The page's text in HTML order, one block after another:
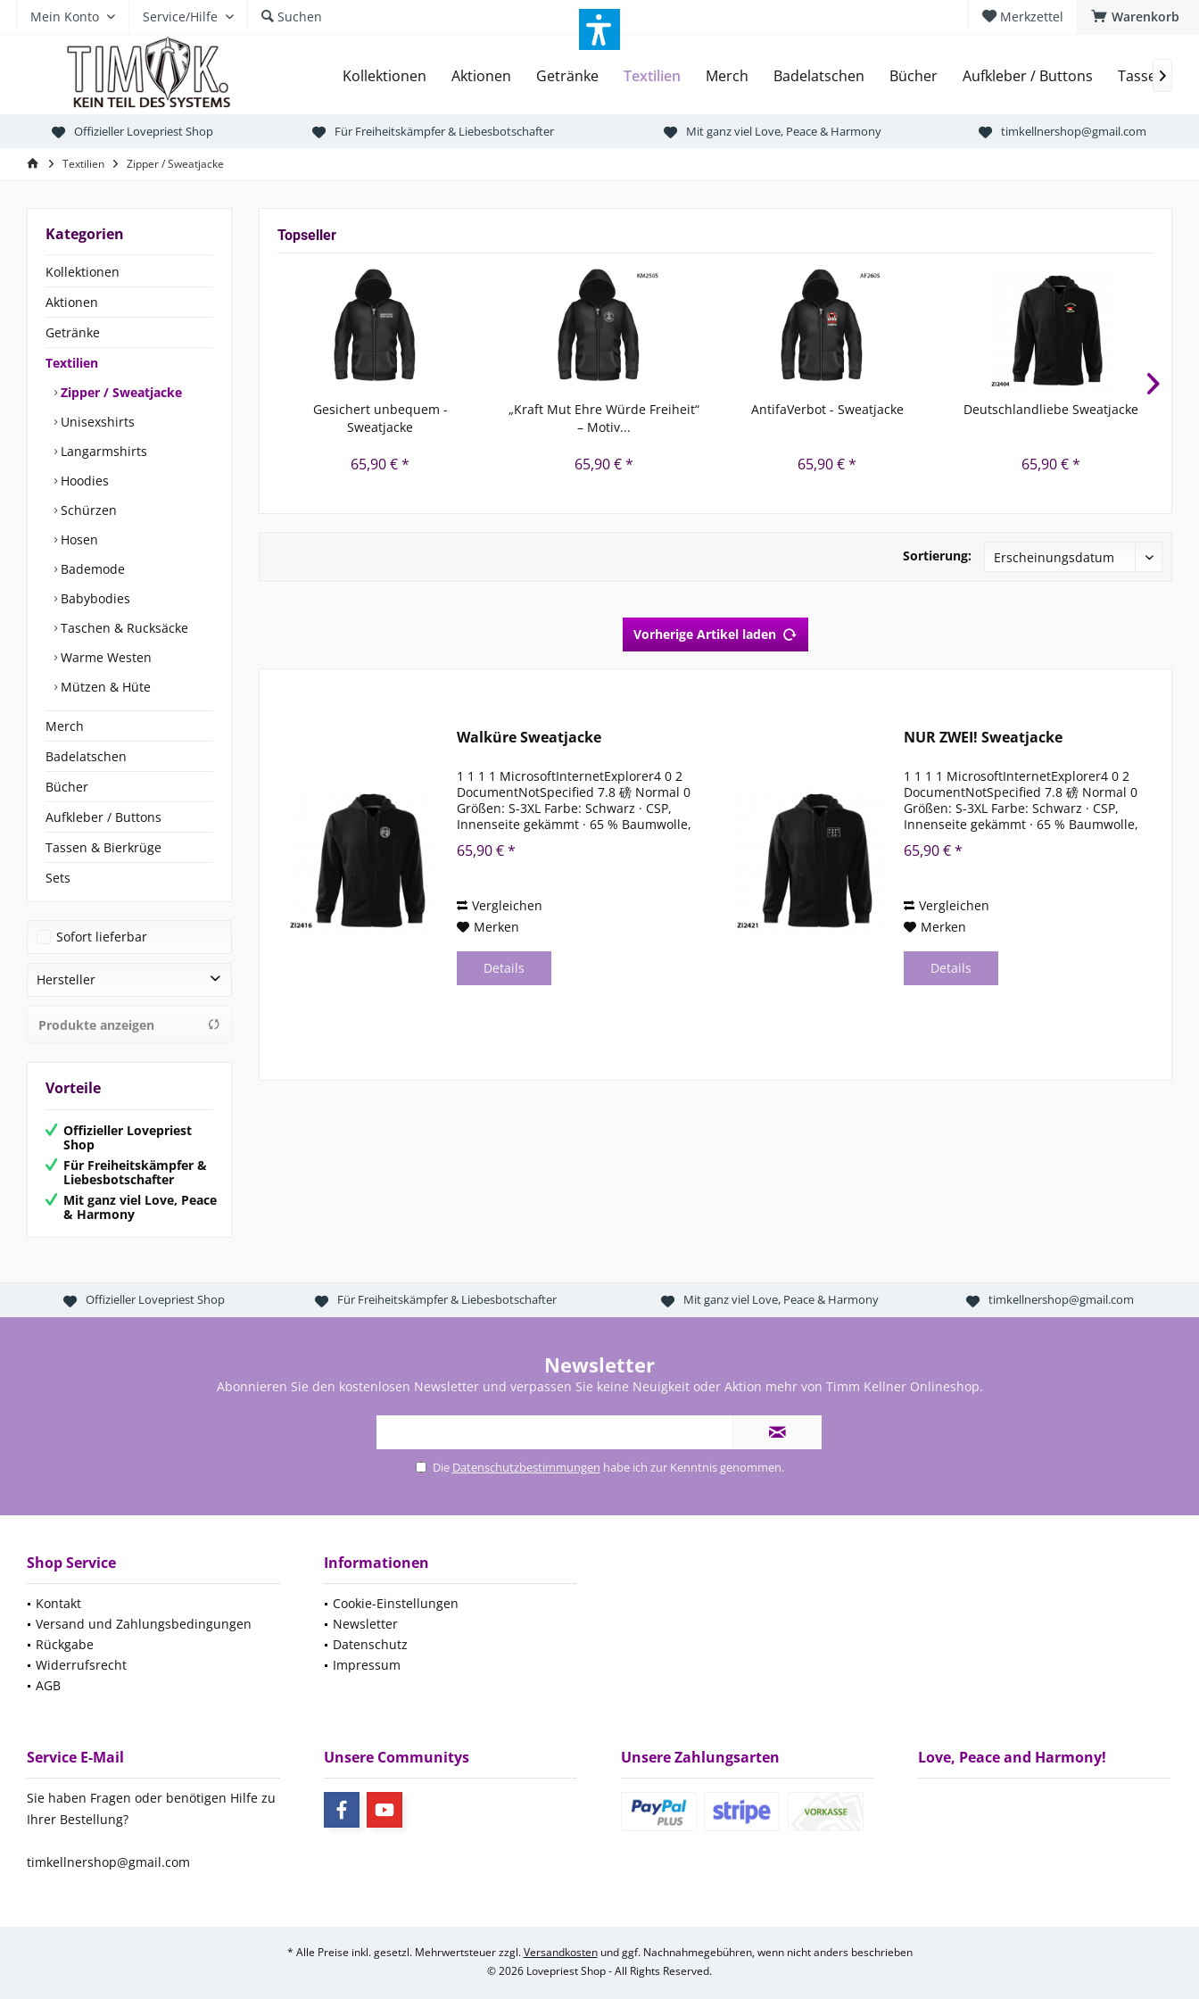
Warenkorb
Merkzettel
Mein Konto Service/Hilfe Suchen
Kollektionen Aktionen Getränke Textilien Merch Badelatschen Bücher Aufkleber / Buttons Tassen &

Offizieller Lovepriest Shop Für Freiheitskämpfer & Liebesbotschafter Mit ganz viel Love, Peace & Harmony timkellnershop@gmail.com
Textilien Zipper / Sweatjacke
Kategorien
Kollektionen
Aktionen
Getränke
Textilien
Zipper / Sweatjacke
Unisexshirts
Langarmshirts
Hoodies
Schürzen
Hosen
Bademode
Babybodies
Taschen & Rucksäcke
Warme Westen
Mützen & Hüte
Merch
Badelatschen
Bücher
Aufkleber / Buttons
Tassen & Bierkrüge
Sets
Sofort lieferbar
Hersteller
TimK Merch
Produkte anzeigen
Vorteile
Offizieller Lovepriest
Shop
Für Freiheitskämpfer &
Liebesbotschafter
Mit ganz viel Love, Peace
& Harmony
Topseller
Gesichert unbequem -
Sweatjacke
65,90 € *
„Kraft Mut Ehre Würde Freiheit“
– Motiv...
65,90 € *
AntifaVerbot - Sweatjacke
65,90 € *
Deutschlandliebe Sweatjacke
65,90 € *
Sortierung:
Vorherige Artikel laden
Walküre Sweatjacke
1 1 1 1 MicrosoftInternetExplorer4 0 2
DocumentNotSpecified 7.8 磅 Normal 0
Größen: S-3XL Farbe: Schwarz · CSP,
Innenseite gekämmt · 65 % Baumwolle,
Seitennähten · 300 g/m² - max. 40°
65,90 € *
Vergleichen
Merken
Details
NUR ZWEI! Sweatjacke
1 1 1 1 MicrosoftInternetExplorer4 0 2
DocumentNotSpecified 7.8 磅 Normal 0
Größen: S-3XL Farbe: Schwarz · CSP,
Innenseite gekämmt · 65 % Baumwolle,
Seitennähten · 300 g/m² - max. 40°
65,90 € *
Vergleichen
Merken
Details
Offizieller Lovepriest Shop Für Freiheitskämpfer & Liebesbotschafter Mit ganz viel Love, Peace & Harmony timkellnershop@gmail.com
Newsletter
Abonnieren Sie den kostenlosen Newsletter und verpassen Sie keine Neuigkeit oder Aktion mehr von Timm Kellner Onlineshop.
Die Datenschutzbestimmungen habe ich zur Kenntnis genommen.
Shop Service
Kontakt
Versand und Zahlungsbedingungen
Rückgabe
Widerrufsrecht
AGB
Informationen
Cookie-Einstellungen
Newsletter
Datenschutz
Impressum
Service E-Mail
Sie haben Fragen oder benötigen Hilfe zu
Ihrer Bestellung?
timkellnershop@gmail.com
Unsere Communitys Unsere Zahlungsarten Love, Peace and Harmony!
* Alle Preise inkl. gesetzl. Mehrwertsteuer zzgl.Versandkostenund ggf. Nachnahmegebühren, wenn nicht anders beschrieben
© 2026 Lovepriest Shop - All Rights Reserved.